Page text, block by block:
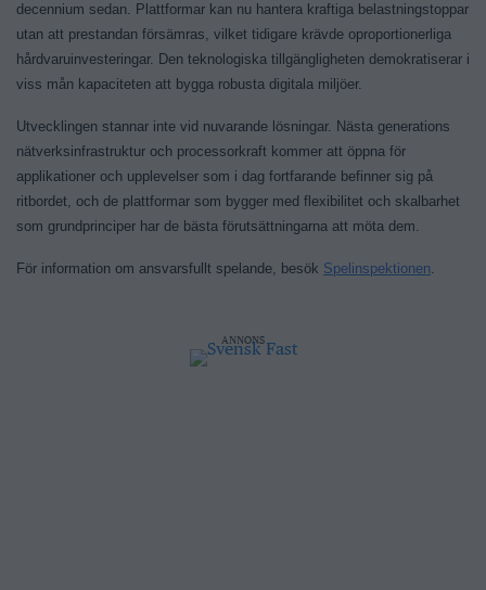
decennium sedan. Plattformar kan nu hantera kraftiga belastningstoppar
utan att prestandan försämras, vilket tidigare krävde oproportionerliga
hårdvaruinvesteringar. Den teknologiska tillgängligheten demokratiserar i
viss mån kapaciteten att bygga robusta digitala miljöer.
Utvecklingen stannar inte vid nuvarande lösningar. Nästa generations
nätverksinfrastruktur och processorkraft kommer att öppna för
applikationer och upplevelser som i dag fortfarande befinner sig på
ritbordet, och de plattformar som bygger med flexibilitet och skalbarhet
som grundprinciper har de bästa förutsättningarna att möta dem.
För information om ansvarsfullt spelande, besök Spelinspektionen.
ANNONS